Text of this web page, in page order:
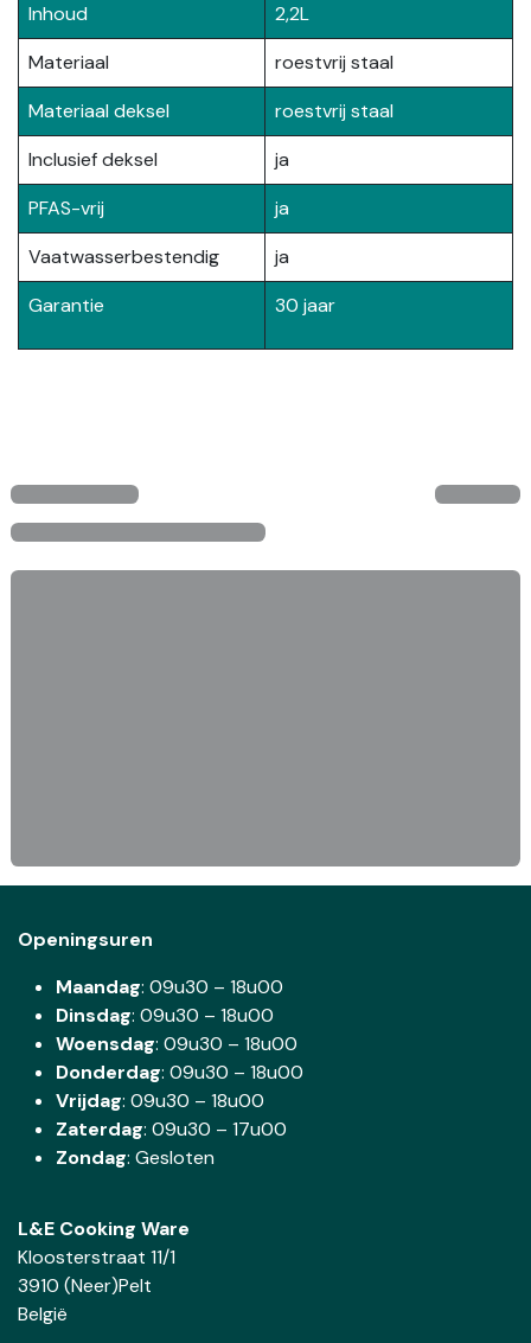
Inhoud
2,2L
Materiaal
roestvrij staal
Materiaal deksel
roestvrij staal
Inclusief deksel
ja
PFAS-vrij
ja
Vaatwasserbestendig
ja
Garantie
30 jaar
Openingsuren
Maandag: 09u30 – 18u00
Dinsdag: 09u30 – 18u00
Woensdag: 09u30 – 18u00
Donderdag: 09u30 – 18u00
Vrijdag: 09u30 – 18u00
Zaterdag: 09u30 – 17u00
Zondag: Gesloten
L&E Cooking Ware
Kloosterstraat 11/1
3910 (Neer)Pelt
België